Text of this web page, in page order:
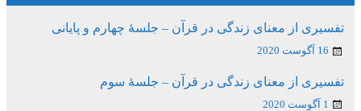
تفسیری از معنای زندگی در قرآن – جلسۀ چهارم و پایانی
16 آگوست 2020
تفسیری از معنای زندگی در قرآن – جلسۀ سوم
1 آگوست 2020